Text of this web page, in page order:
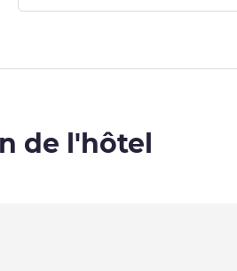
de l'hôtel